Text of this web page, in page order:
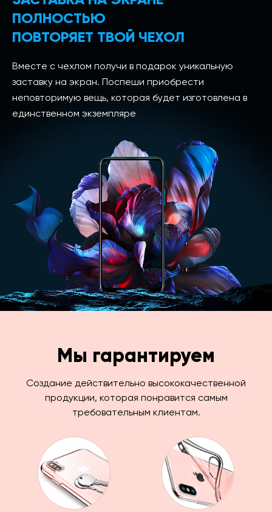
ПОЛНОСТЬЮ
ПОВТОРЯЕТ ТВОЙ ЧЕХОЛ
Вместе с чехлом получи в подарок уникальную
заставку на экран. Поспеши приобрести
неповторимую вещь, которая будет изготовлена в
единственном экземпляре
Мы гарантируем
Создание действительно высококачественной
продукции, которая понравится самым
требовательным клиентам.